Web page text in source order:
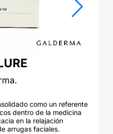
como un referente
dentro de la medicina
en la relajación
arrugas faciales.